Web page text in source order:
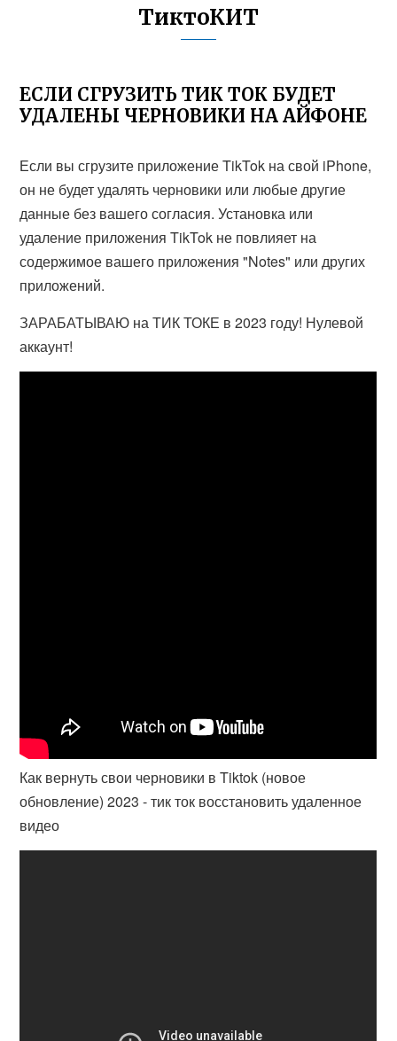
ТиктоКИТ
ЕСЛИ СГРУЗИТЬ ТИК ТОК БУДЕТ
УДАЛЕНЫ ЧЕРНОВИКИ НА АЙФОНЕ
Если вы сгрузите приложение TikTok на свой iPhone,
он не будет удалять черновики или любые другие
данные без вашего согласия. Установка или
удаление приложения TikTok не повлияет на
содержимое вашего приложения "Notes" или других
приложений.
ЗАРАБАТЫВАЮ на ТИК ТОКЕ в 2023 году! Нулевой
аккаунт!
Как вернуть свои черновики в Tiktok (новое
обновление) 2023 - тик ток восстановить удаленное
видео